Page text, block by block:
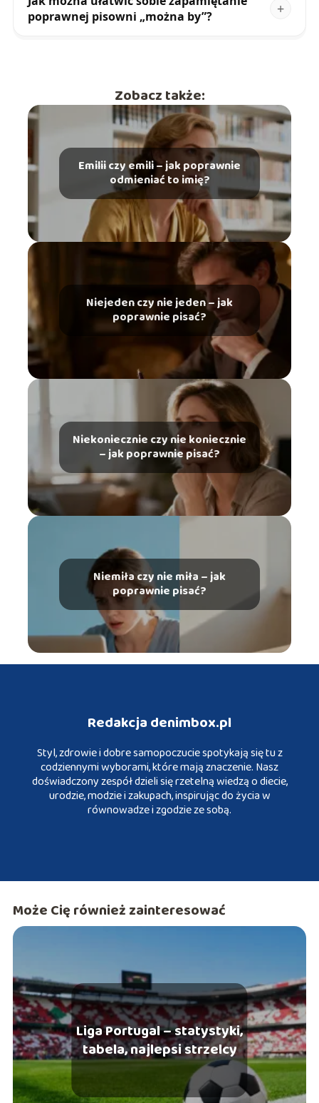
poprawnej pisowni „można by”?
Zobacz także:
Emilii czy emili – jak poprawnie
odmieniać to imię?
Niejeden czy nie jeden – jak
poprawnie pisać?
Niekoniecznie czy nie koniecznie
– jak poprawnie pisać?
Niemiła czy nie miła – jak
poprawnie pisać?
Redakcja denimbox.pl
Styl, zdrowie i dobre samopoczucie spotykają się tu z
codziennymi wyborami, które mają znaczenie. Nasz
doświadczony zespół dzieli się rzetelną wiedzą o diecie,
urodzie, modzie i zakupach, inspirując do życia w
równowadze i zgodzie ze sobą.
Może Cię również zainteresować
Liga Portugal – statystyki,
tabela, najlepsi strzelcy